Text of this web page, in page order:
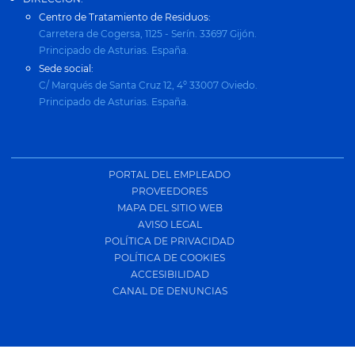
Centro de Tratamiento de Residuos:
Carretera de Cogersa, 1125 - Serín. 33697 Gijón.
Principado de Asturias. España.
Sede social:
C/ Marqués de Santa Cruz 12, 4º 33007 Oviedo.
Principado de Asturias. España.
PORTAL DEL EMPLEADO
PROVEEDORES
MAPA DEL SITIO WEB
AVISO LEGAL
POLÍTICA DE PRIVACIDAD
POLÍTICA DE COOKIES
ACCESIBILIDAD
CANAL DE DENUNCIAS